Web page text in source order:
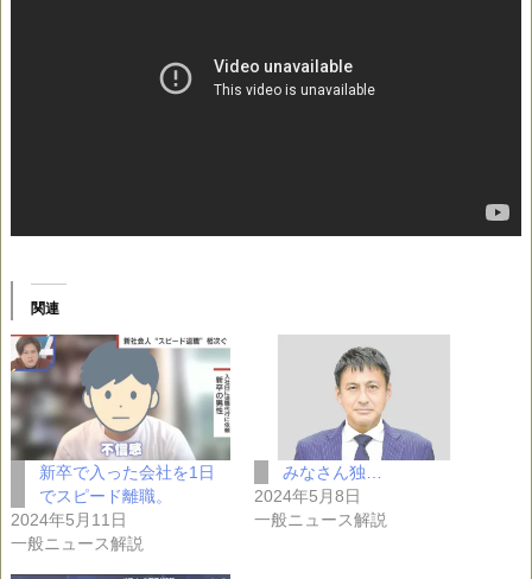
関連
新卒で入った会社を1日
でスピード離職。
2024年5月11日
一般ニュース解説
みなさん独…
2024年5月8日
一般ニュース解説